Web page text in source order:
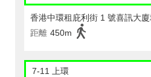
香港中環租庇利街 1 號喜訊大
距離 450m
7-11 上環